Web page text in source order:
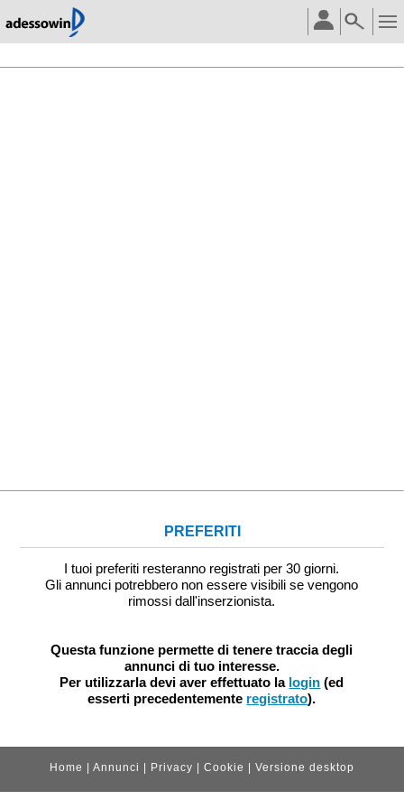
PREFERITI
I tuoi preferiti resteranno registrati per 30 giorni.
Gli annunci potrebbero non essere visibili se vengono
rimossi dall'inserzionista.
Questa funzione permette di tenere traccia degli
annunci di tuo interesse.
Per utilizzarla devi aver effettuato la login (ed
esserti precedentemente registrato).
Home | Annunci | Privacy | Cookie | Versione desktop